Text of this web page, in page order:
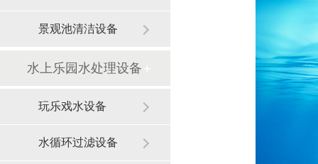
景观池清洁设备
水上乐园水处理设备
玩乐戏水设备
水循环过滤设备